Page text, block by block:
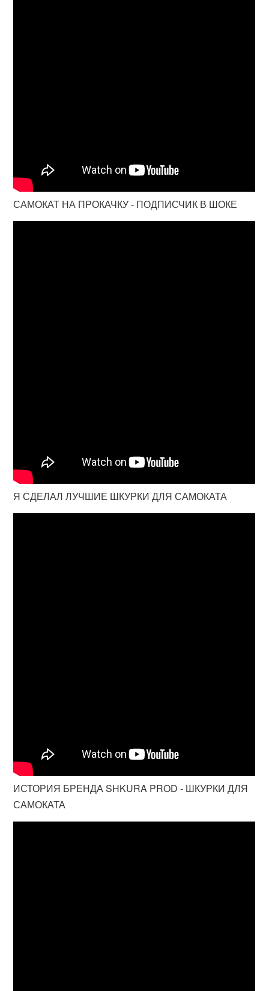
САМОКАТ НА ПРОКАЧКУ - ПОДПИСЧИК В ШОКЕ
Я СДЕЛАЛ ЛУЧШИЕ ШКУРКИ ДЛЯ САМОКАТА
ИСТОРИЯ БРЕНДА SHKURA PROD - ШКУРКИ ДЛЯ
САМОКАТА